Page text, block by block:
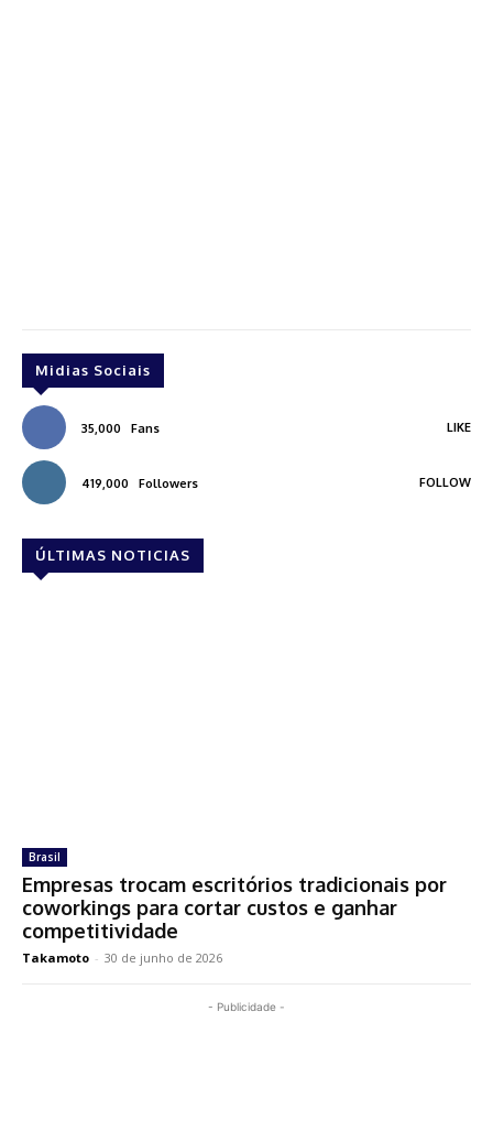
Midias Sociais
35,000 Fans LIKE
419,000 Followers FOLLOW
ÚLTIMAS NOTICIAS
Brasil
Empresas trocam escritórios tradicionais por
coworkings para cortar custos e ganhar
competitividade
Takamoto - 30 de junho de 2026
- Publicidade -